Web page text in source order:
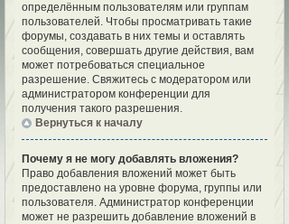
определённым пользователям или группам
пользователей. Чтобы просматривать такие
форумы, создавать в них темы и оставлять
сообщения, совершать другие действия, вам
может потребоваться специальное
разрешение. Свяжитесь с модератором или
администратором конференции для
получения такого разрешения.
Вернуться к началу
Почему я не могу добавлять вложения?
Право добавления вложений может быть
предоставлено на уровне форума, группы или
пользователя. Администратор конференции
может не разрешить добавление вложений в